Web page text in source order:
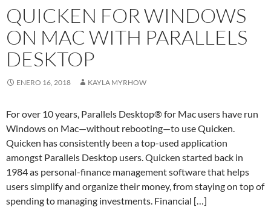
QUICKEN FOR WINDOWS
ON MAC WITH PARALLELS
DESKTOP
ENERO 16, 2018 KAYLA MYRHOW
For over 10 years, Parallels Desktop® for Mac users have run
Windows on Mac—without rebooting—to use Quicken.
Quicken has consistently been a top-used application
amongst Parallels Desktop users. Quicken started back in
1984 as personal-finance management software that helps
users simplify and organize their money, from staying on top of
spending to managing investments. Financial […]